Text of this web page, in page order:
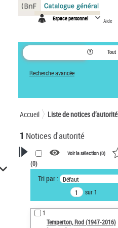
Espace personnel Aide
Tout
Recherche avancée
Accueil Liste de notices d’autorité
1 Notices d'autorité
VOTRE RECHERCHE
Recherche avancée dans les
notices d’autorité
Œuvres liées à l'auteur :
Temperton, Rod (1947-2016)
Voir la sélection (0)
(0)
Tri par : Défaut
sur 1
1
Temperton, Rod (1947-2016)
Panneau de gestion des cookies